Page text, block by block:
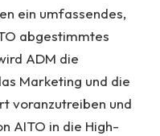
ein umfassendes,
abgestimmtes
ADM die
Marketing und die
voranzutreiben und
AITO in die High-